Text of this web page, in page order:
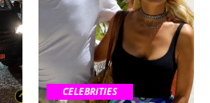
CELEBRITIES